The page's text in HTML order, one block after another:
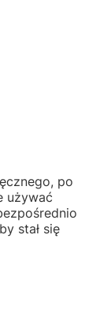
po
używać
stał się